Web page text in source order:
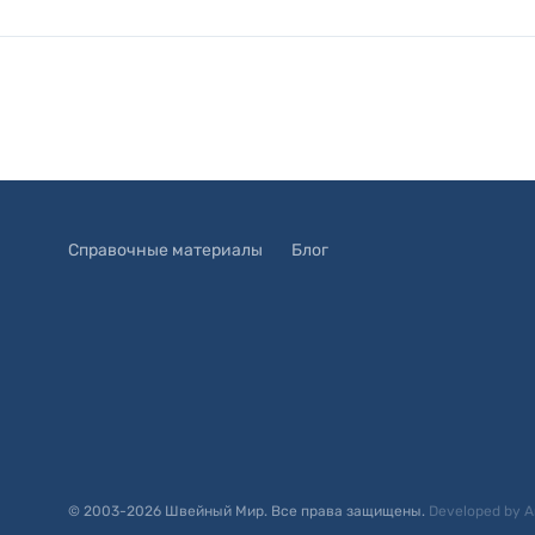
Справочные материалы Блог
© 2003-2026 Швейный Мир. Все права защищены. Developed by